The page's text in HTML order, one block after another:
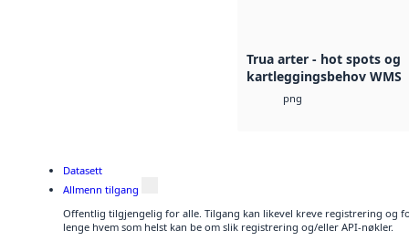
Trua arter - hot spots og
kartleggingsbehov WMS
png
Datasett
Allmenn tilgang
Offentlig tilgjengelig for alle. Tilgang kan likevel kreve registrering og
lenge hvem som helst kan be om slik registrering og/eller API-nøkler.